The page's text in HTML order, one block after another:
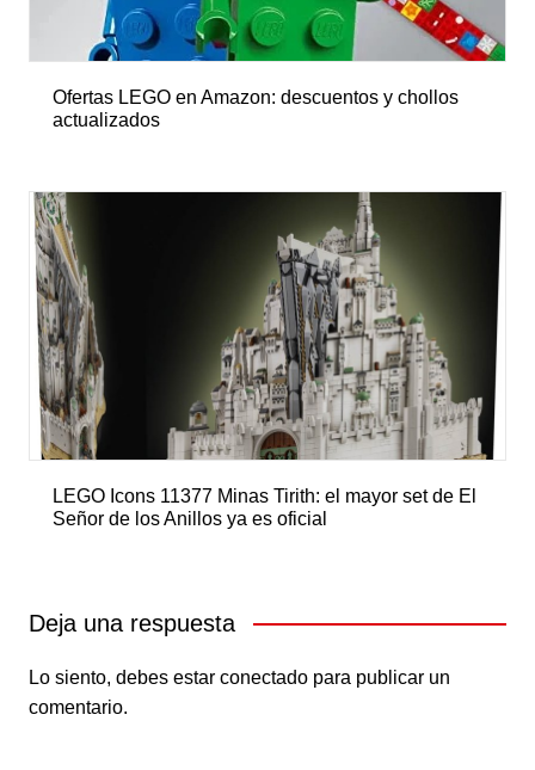
Ofertas LEGO en Amazon: descuentos y chollos
actualizados
LEGO Icons 11377 Minas Tirith: el mayor set de El
Señor de los Anillos ya es oficial
Deja una respuesta
Lo siento, debes estar conectadopara publicar un
comentario.